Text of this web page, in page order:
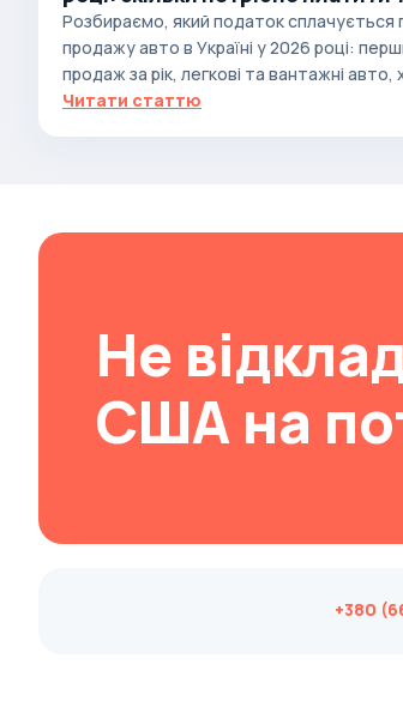
Bentley
Bertone
BMW
Brilliance
Bronto
Buick
випадках
Розбираємо, який податок сплачується
продажу авто в Україні у 2026 році:
продаж за рік, легкові та вантажні авто,
Читати статтю
Не
США на
+380